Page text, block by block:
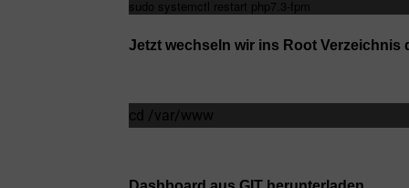
sudo systemctl restart php7.3-fpm
Jetzt wechseln wir ins Root Verzeichnis
cd /var/www